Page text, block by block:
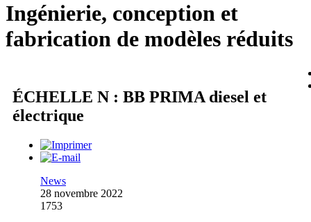
Ingénierie, conception et
fabrication de modèles réduits
ÉCHELLE N : BB PRIMA diesel et
électrique
News
28 novembre 2022
1753